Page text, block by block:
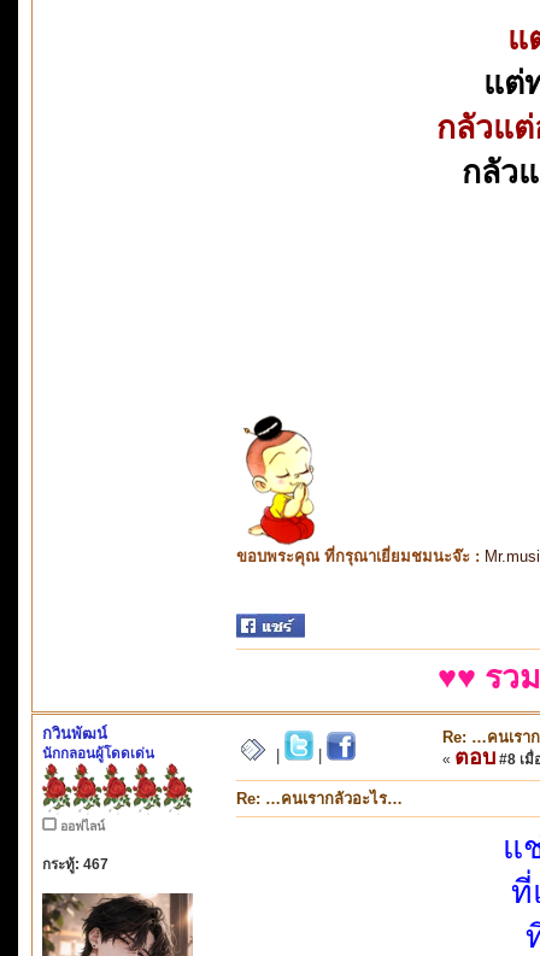
แ
แต่
กลัวแ
กลัว
ขอบพระคุณ ที่กรุณาเยี่ยมชมนะจ๊ะ :
♥♥ รว
กวินพัฒน์
นักกลอนผู้โดดเด่น
ออฟไลน์
กระทู้: 467
Re: …คนเรา
« ตอบ #8 เมื่
Re: …คนเรากลัวอะไร…
แ
ที่